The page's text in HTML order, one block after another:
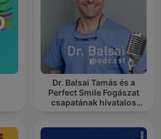
Dr. Balsai Tamás és a
Perfect Smile Fogászat
csapatának hivatalos